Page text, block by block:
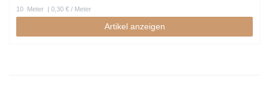
10 Meter | 0,30 € / Meter
Artikel anzeigen